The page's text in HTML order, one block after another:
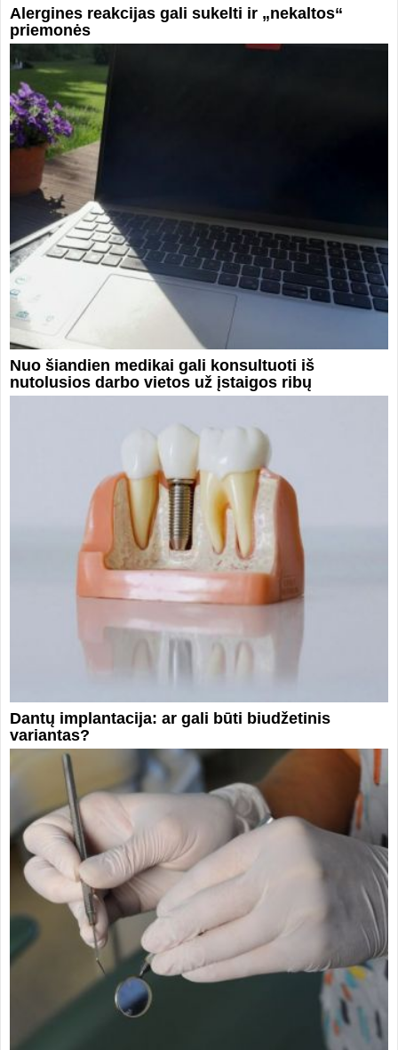
Alergines reakcijas gali sukelti ir „nekaltos“
priemonės
Nuo šiandien medikai gali konsultuoti iš
nutolusios darbo vietos už įstaigos ribų
Dantų implantacija: ar gali būti biudžetinis
variantas?